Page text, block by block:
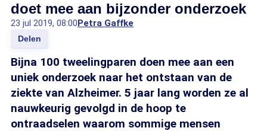
doet mee aan bijzonder onderzoek
23 jul 2019, 08:00Petra Gaffke
Delen
Bijna 100 tweelingparen doen mee aan een
uniek onderzoek naar het ontstaan van de
ziekte van Alzheimer. 5 jaar lang worden ze al
nauwkeurig gevolgd in de hoop te
ontraadselen waarom sommige mensen